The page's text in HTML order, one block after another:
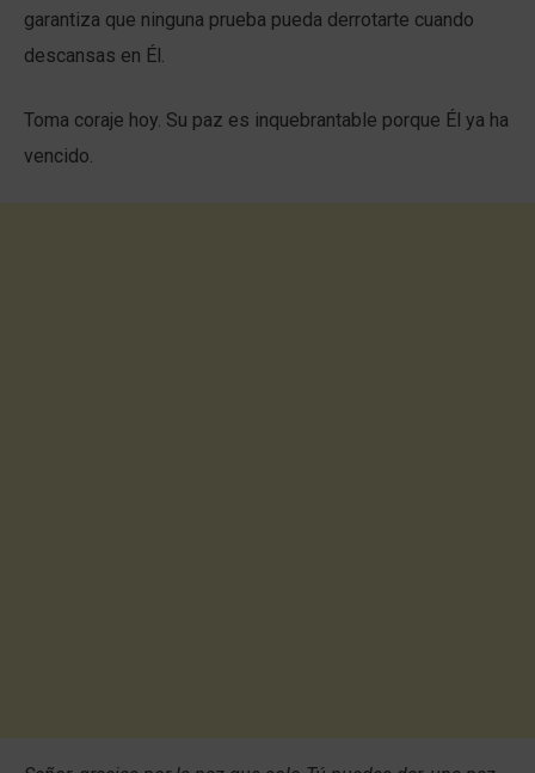
garantiza que ninguna prueba pueda derrotarte cuando
descansas en Él.
Toma coraje hoy. Su paz es inquebrantable porque Él ya ha
vencido.